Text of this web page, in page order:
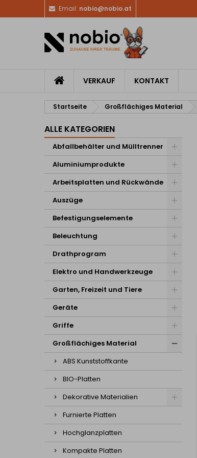
Email: nobio@nobio.at
VERKAUF KONTAKT
Startseite Großflächiges Material
ALLE KATEGORIEN
Abfallbehälter und Mülltrenner
Aluminiumprodukte
Arbeitsplatten und Rückwände
Auszüge
Befestigungselemente
Beleuchtung
Drathprogram
Elektro und Handwerkzeuge
Garten, Freizeit und Tiere
Geräte
Griffe
Großflächiges Material
ABS Kunststoffkante
BIO-Platten
Dekorative Materialien
Furnierte Platten
Hochglanzplatten
Kompakte Platten